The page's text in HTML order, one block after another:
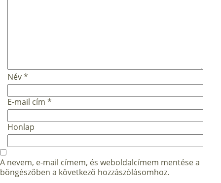
Név*
E-mail cím *
Honlap
A nevem, e-mail címem, és weboldalcímem mentése a
böngészőben a következő hozzászólásomhoz.